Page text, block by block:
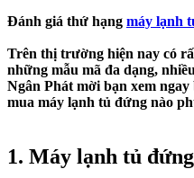
Đánh giá thứ hạng máy lạnh
Trên thị trường hiện nay có
những mẫu mã đa dạng,
Ngân Phát mời bạn xem
mua máy lạnh tủ đứng nào
1. Máy lạnh tủ